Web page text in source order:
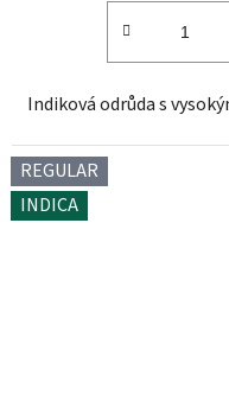
Indiková odrůda s
REGULAR
INDICA